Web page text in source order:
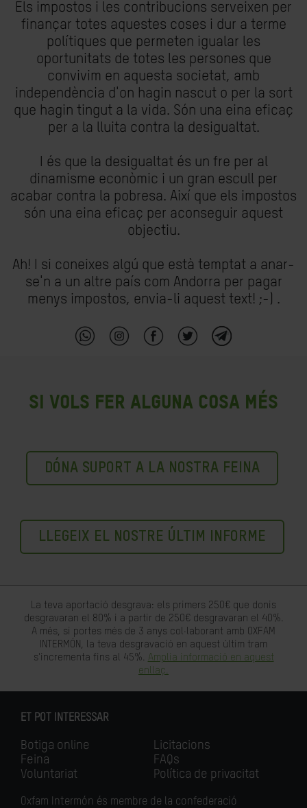
Els impostos i les contribucions serveixen per
finançar totes aquestes coses i dur a terme
polítiques que permeten igualar les
oportunitats de totes les persones que
convivim en aquesta societat, amb
independència d'on hagin nascut o per la sort
que hagin tingut a la vida. Són una eina eficaç
per a la lluita contra la desigualtat.
I és que la desigualtat és un fre per al
dinamisme econòmic i un gran escull per
acabar contra la pobresa. Així que els impostos
són una eina eficaç per aconseguir aquest
objectiu.
Ah! I si coneixes algú que està temptat a anar-
se'n a un altre país com Andorra per pagar
menys impostos, envia-li aquest text! ;-) .
Si vols fer alguna cosa més
DÓNA SUPORT A LA NOSTRA FEINA
LLEGEIX EL NOSTRE ÚLTIM INFORME
La teva aportació desgrava: els primers 250€ que donis
desgravaran el 80% i a partir de 250€ desgravaran el 40%.
A més, si portes més de 3 anys col·laborant amb OXFAM
INTERMÓN, la teva desgravació en aquest últim tram
s'incrementa fins al 45%. Amplia informació en aquest
enllaç.
ET POT INTERESSAR
Botiga online
Feina
Voluntariat
Licitacions
FAQs
Política de privacitat
Oxfam Intermón és membre de la confederació